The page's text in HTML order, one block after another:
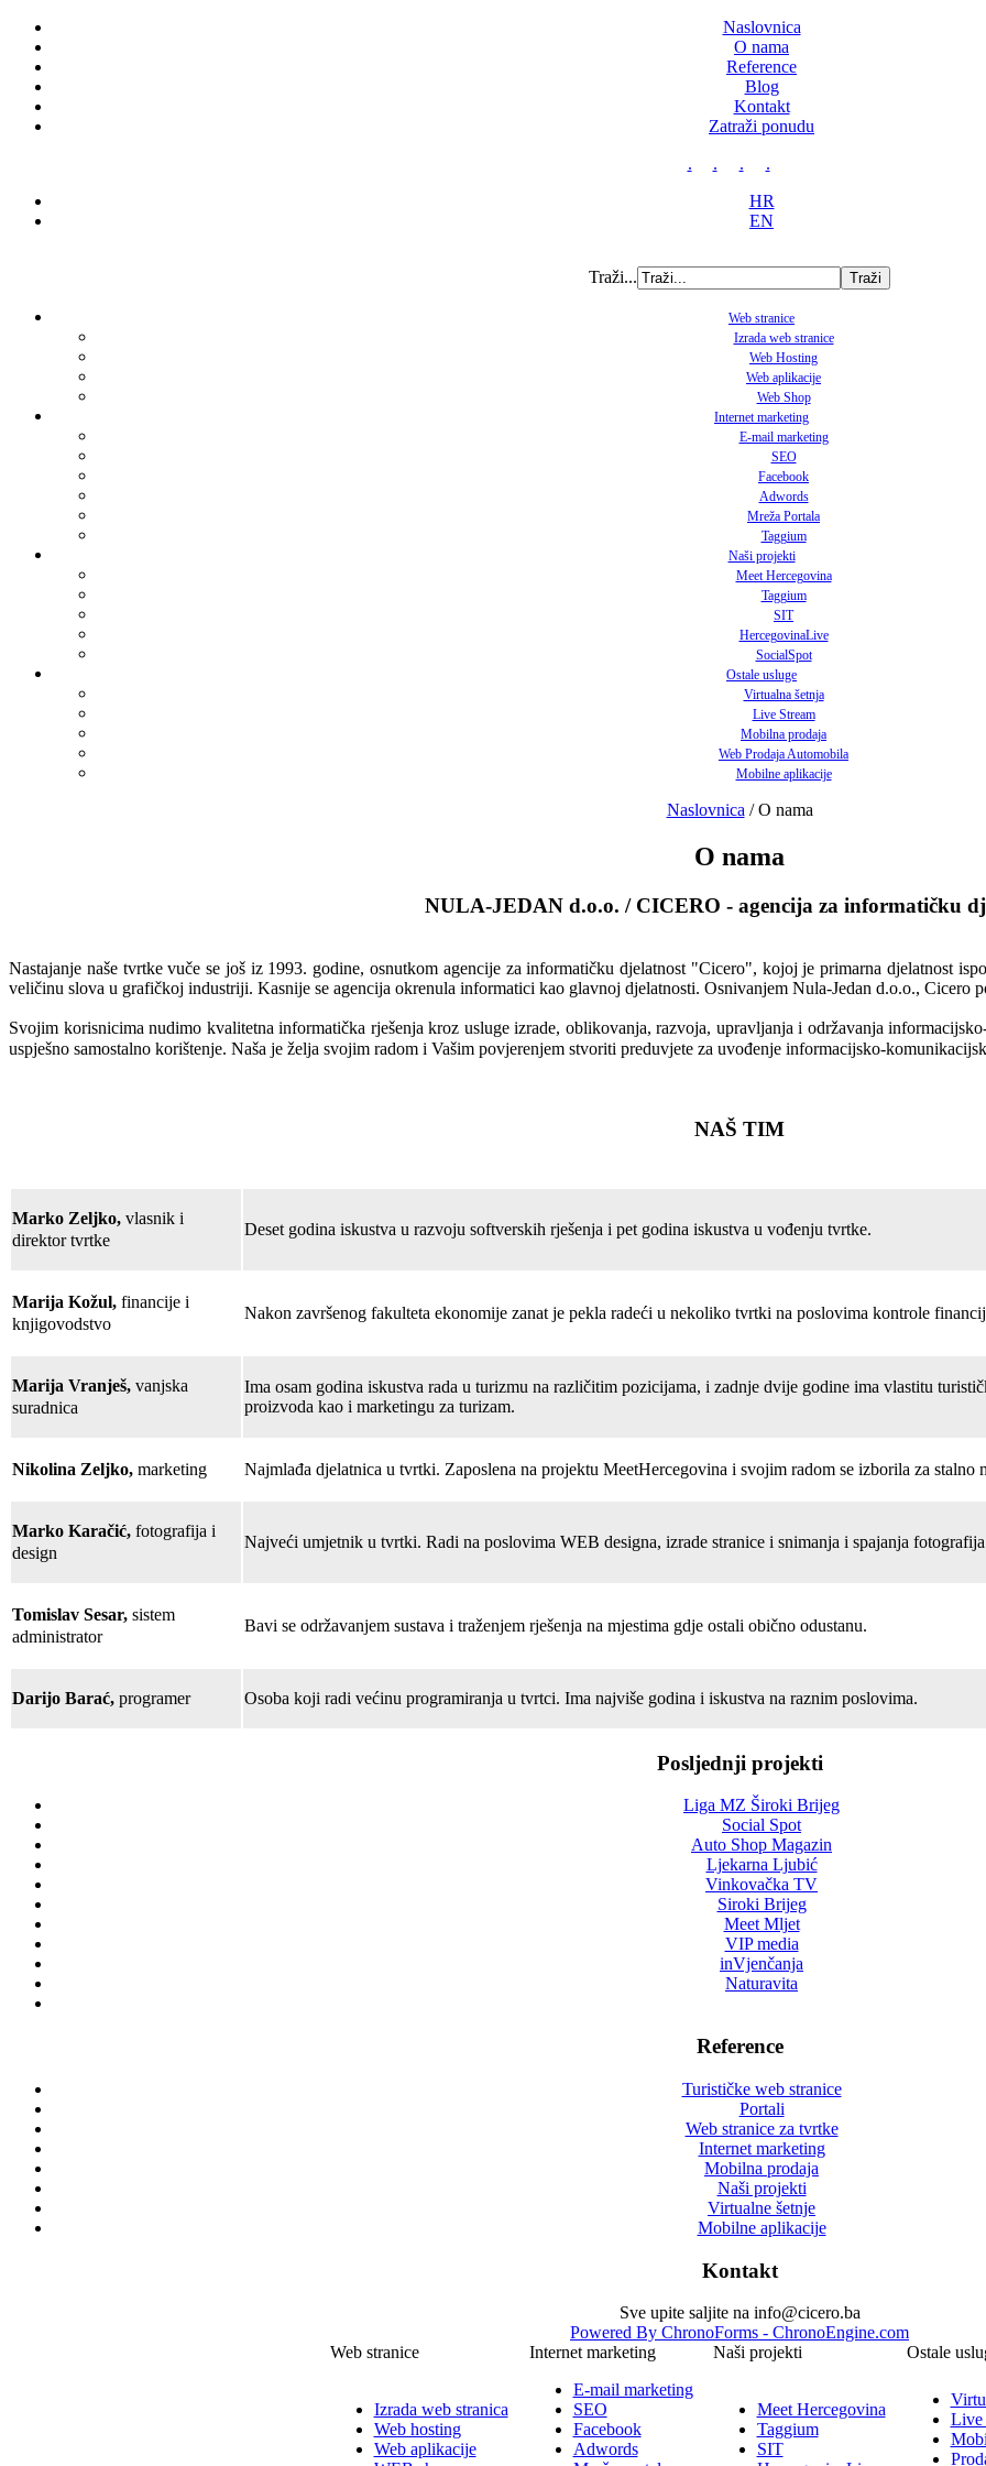
Naslovnica
O nama
Reference
Blog
Kontakt
Zatraži ponudu
.
. .
.
HR
EN
Traži...
Web stranice
Izrada web stranice
Web Hosting
Web aplikacije
Web Shop
Internet marketing
E-mail marketing
SEO
Facebook
Adwords
Mreža Portala
Taggium
Naši projekti
Meet Hercegovina
Taggium
SIT
HercegovinaLive
SocialSpot
Ostale usluge
Virtualna šetnja
Live Stream
Mobilna prodaja
Web Prodaja Automobila
Mobilne aplikacije
Naslovnica /O nama
O nama
NULA-JEDAN d.o.o. / CICERO - agencija za informatičku
Nastajanje naše tvrtke vuče se još iz 1993. godine, osnutkom agencije za informatičku djelatnost "Cicero", kojoj je primarna djelatnost
veličinu slova u grafičkoj industriji. Kasnije se agencija okrenula informatici kao glavnoj djelatnosti. Osnivanjem Nula-Jedan d.o.o., Cicero
Svojim korisnicima nudimo kvalitetna informatička rješenja kroz usluge izrade, oblikovanja, razvoja, upravljanja i održavanja
uspješno samostalno korištenje. Naša je želja svojim radom i Vašim povjerenjem stvoriti preduvjete za uvođenje informacijsko-
NAŠ TIM
Marko Zeljko, vlasnik i
direktor tvrtke
Deset godina iskustva u razvoju softverskih rješenja i pet godina iskustva u vođenju tvrtke.
Marija Kožul, financije i
knjigovodstvo
Nakon završenog fakulteta ekonomije zanat je pekla radeći u nekoliko tvrtki na poslovima kontrole
Marija Vranješ, vanjska
suradnica
Ima osam godina iskustva rada u turizmu na različitim pozicijama, i zadnje dvije godine ima vlastitu
proizvoda kao i marketingu za turizam.
Nikolina Zeljko, marketing Najmlađa djelatnica u tvrtki. Zaposlena na projektu MeetHercegovina i svojim radom se izborila za stalno
Marko Karačić, fotografija i
design
Najveći umjetnik u tvrtki. Radi na poslovima WEB designa, izrade stranice i snimanja i spajanja
Tomislav Sesar, sistem
administrator
Bavi se održavanjem sustava i traženjem rješenja na mjestima gdje ostali obično odustanu.
Darijo Barać, programer Osoba koji radi većinu programiranja u tvrtci. Ima najviše godina i iskustva na raznim poslovima.
Posljednji projekti
Liga MZ Široki Brijeg
Social Spot
Auto Shop Magazin
Ljekarna Ljubić
Vinkovačka TV
Siroki Brijeg
Meet Mljet
VIP media
inVjenčanja
Naturavita
Reference
Turističke web stranice
Portali
Web stranice za tvrtke
Internet marketing
Mobilna prodaja
Naši projekti
Virtualne šetnje
Mobilne aplikacije
Kontakt
Sve upite saljite na info@cicero.ba
Powered By ChronoForms - ChronoEngine.com
Web stranice
Internet marketing Naši projekti Ostale
Izrada web stranica
Web hosting
Web aplikacije
E-mail marketing
SEO
Facebook
Adwords
Meet Hercegovina
Taggium
SIT
Live